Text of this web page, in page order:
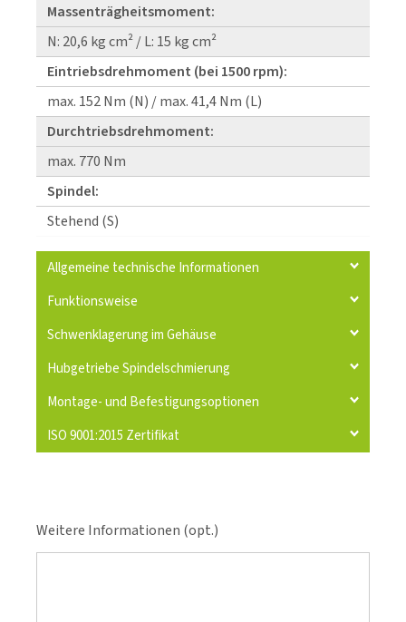
Massenträgheitsmoment:
N: 20,6 kg cm² / L: 15 kg cm²
Eintriebsdrehmoment (bei 1500 rpm):
max. 152 Nm (N) / max. 41,4 Nm (L)
Durchtriebsdrehmoment:
max. 770 Nm
Spindel:
Stehend (S)
Allgemeine technische Informationen
Funktionsweise
Schwenklagerung im Gehäuse
Hubgetriebe Spindelschmierung
Montage- und Befestigungsoptionen
ISO 9001:2015 Zertifikat
Weitere Informationen (opt.)